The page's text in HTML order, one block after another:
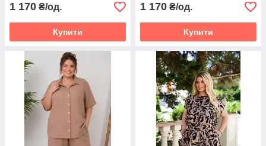
1 170 ₴/од.
Купити
1 170 ₴/од.
Купити